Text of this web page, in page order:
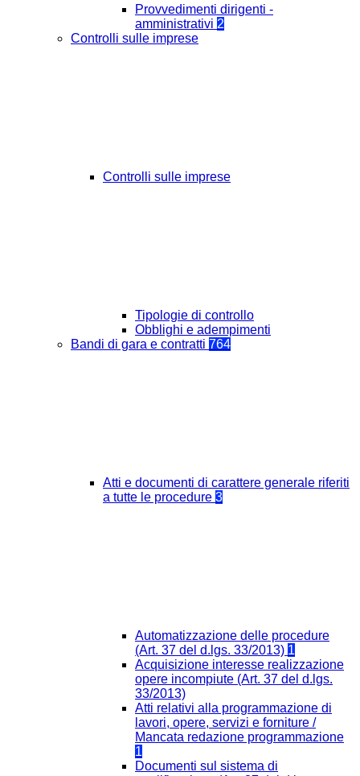
Provvedimenti dirigenti -
amministrativi 2
Controlli sulle imprese
Controlli sulle imprese
Tipologie di controllo
Obblighi e adempimenti
Bandi di gara e contratti 764
Atti e documenti di carattere generale riferiti
a tutte le procedure 3
Automatizzazione delle procedure
(Art. 37 del d.lgs. 33/2013) 1
Acquisizione interesse realizzazione
opere incompiute (Art. 37 del d.lgs.
33/2013)
Atti relativi alla programmazione di
lavori, opere, servizi e forniture /
Mancata redazione programmazione
1
Documenti sul sistema di